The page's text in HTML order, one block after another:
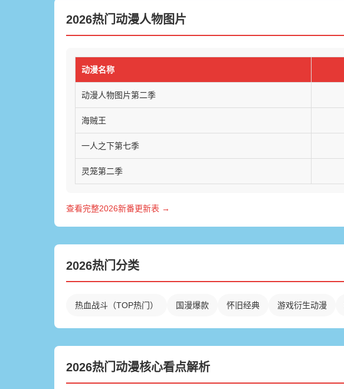
2026热门动漫人物图片
动漫名称
动漫人物图片第二季
海贼王
一人之下第七季
灵笼第二季
查看完整2026新番更新表 →
2026热门分类
热血战斗（TOP热门） 国漫爆款 怀旧经典 游戏衍生动漫
2026热门动漫核心看点解析